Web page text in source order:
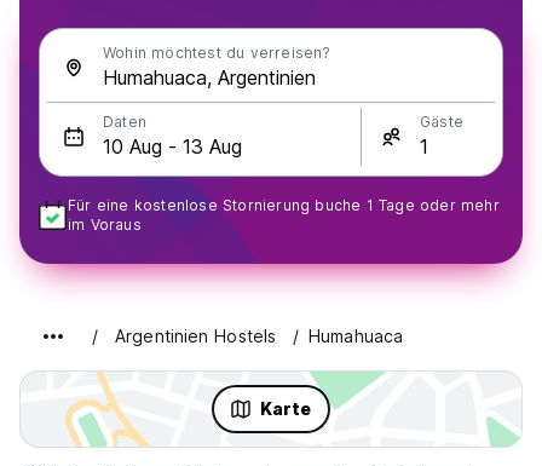
Wohin möchtest du verreisen?
Daten Gäste
Für eine kostenlose Stornierung buche 1 Tage oder mehr
im Voraus
Argentinien Hostels Humahuaca
Karte